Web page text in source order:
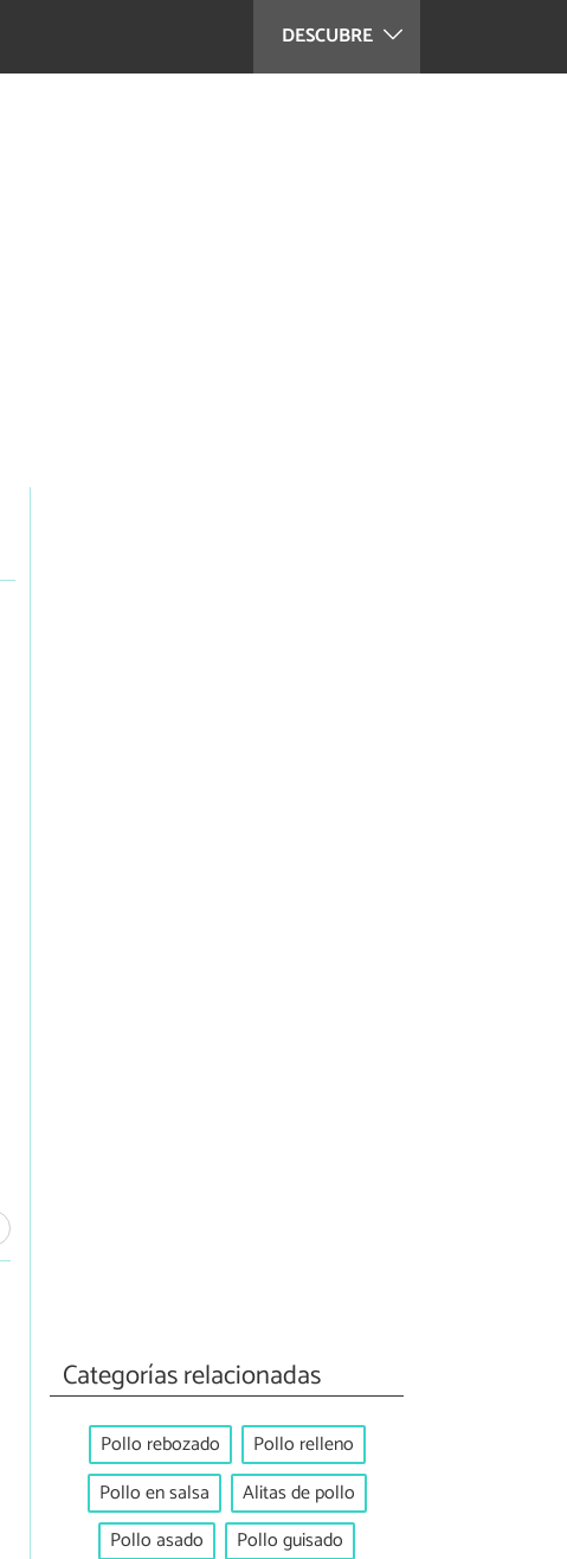
DESCUBRE
Categorías relacionadas
Pollo rebozado
Pollo relleno
Pollo en salsa
Alitas de pollo
Pollo asado
Pollo guisado